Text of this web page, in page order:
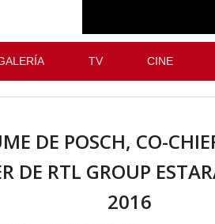
TV CINE
DE POSCH, CO-
DE RTL GROUP
2016